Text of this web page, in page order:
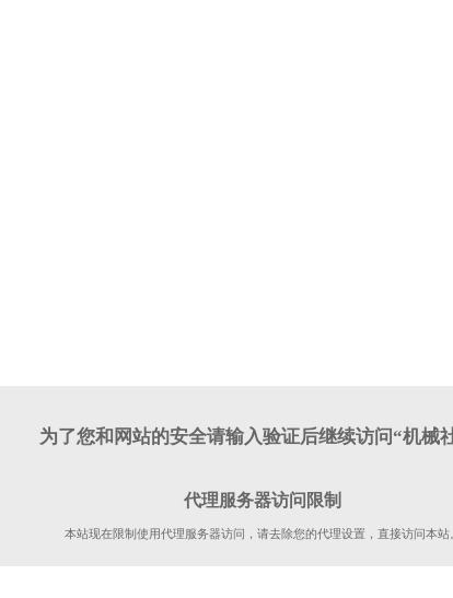
为了您和网站的安全请输入验证后继续访问“机械
代理服务器访问限制
本站现在限制使用代理服务器访问，请去除您的代理设置，直接访问本站